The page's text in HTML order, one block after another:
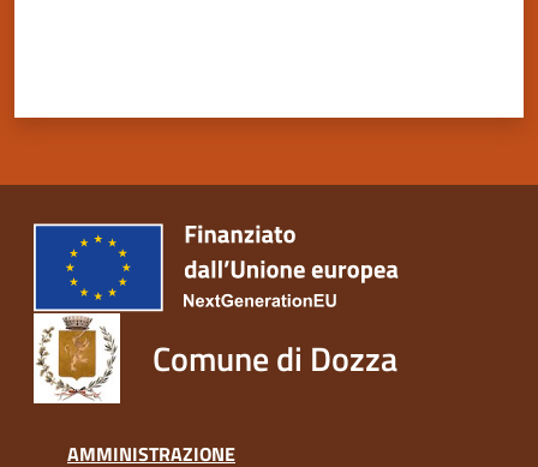
Comune di Dozza
AMMINISTRAZIONE